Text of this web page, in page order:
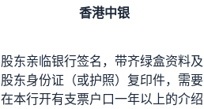
香港中银
股东亲临银行签名，带齐绿盒资料及
股东身份证（或护照）复印件，需要
在本行开有支票户口一年以上的介绍